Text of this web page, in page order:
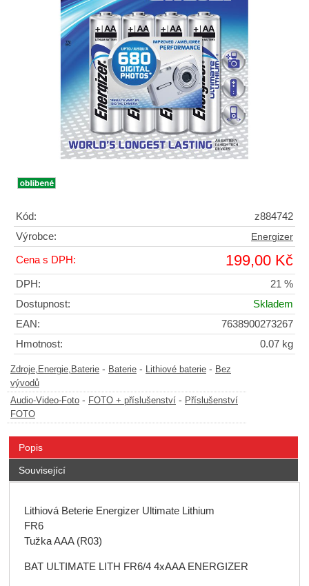
Kód:
z884742
Výrobce:
Energizer
Cena s DPH: 199,00 Kč
DPH:
21 %
Dostupnost:
Skladem
EAN:
7638900273267
Hmotnost:
0.07 kg
Zdroje,Energie,Baterie - Baterie - Lithiové baterie - Bez
vývodů
Audio-Video-Foto - FOTO + příslušenství - Příslušenství
FOTO
Popis
Související
Lithiová Beterie Energizer Ultimate Lithium
FR6
Tužka AAA (R03)
BAT ULTIMATE LITH FR6/4 4xAAA ENERGIZER